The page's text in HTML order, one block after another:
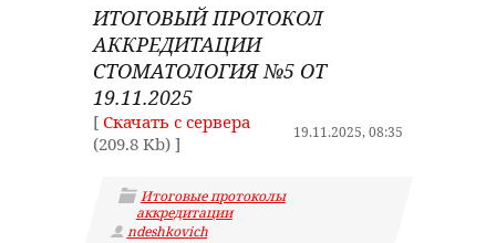
ИТОГОВЫЙ ПРОТОКОЛ
АККРЕДИТАЦИИ
СТОМАТОЛОГИЯ №5 ОТ
19.11.2025
[ Скачать с сервера
(209.8 Kb) ]
19.11.2025, 08:35
Итоговые протоколы
аккредитации
ndeshkovich